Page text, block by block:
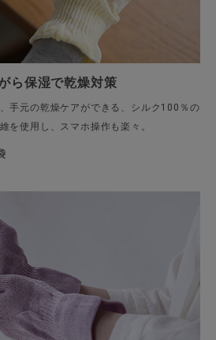
ら保湿で乾燥対策
手元の乾燥ケアができる、シルク100％の
を使用し、スマホ操作も楽々。